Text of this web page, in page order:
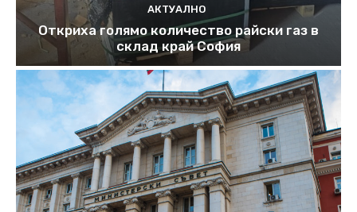
АКТУАЛНО
Откриха голямо количество райски газ в
склад край София